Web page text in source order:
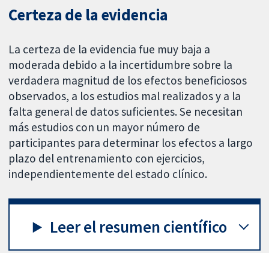
Certeza de la evidencia
La certeza de la evidencia fue muy baja a
moderada debido a la incertidumbre sobre la
verdadera magnitud de los efectos beneficiosos
observados, a los estudios mal realizados y a la
falta general de datos suficientes. Se necesitan
más estudios con un mayor número de
participantes para determinar los efectos a largo
plazo del entrenamiento con ejercicios,
independientemente del estado clínico.
Leer el resumen científico